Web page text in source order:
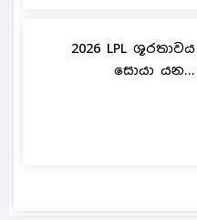
2026 LPL ශූරතාවය
සොයා යන...